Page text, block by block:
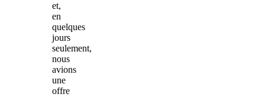
et,
en
quelques
jours
seulement,
nous
avions
une
offre